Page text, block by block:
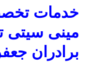
خدمات
مینی سیتی
برادران